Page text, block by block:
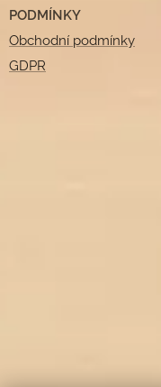
PODMÍNKY
Obchodní podmínky
GDPR